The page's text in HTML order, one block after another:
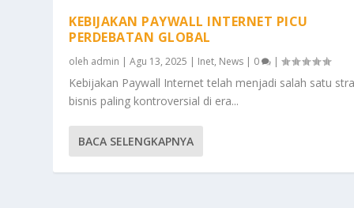
KEBIJAKAN PAYWALL INTERNET PICU
PERDEBATAN GLOBAL
oleh admin |Agu 13, 2025 | Inet, News | 0 |
Kebijakan Paywall Internet telah menjadi salah satu
bisnis paling kontroversial di era...
BACA SELENGKAPNYA